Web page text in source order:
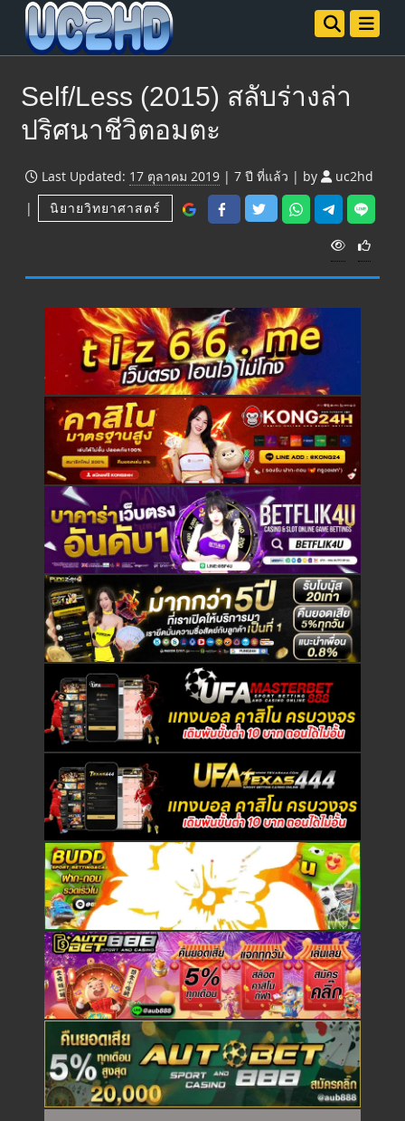
Self/Less (2015) สลับร่างล่า
ปริศนาชีวิตอมตะ
Last Updated: 17 ตุลาคม 2019 | 7 ปี ที่แล้ว | by
uc2hd
|
นิยายวิทยาศาสตร์
V
i
e